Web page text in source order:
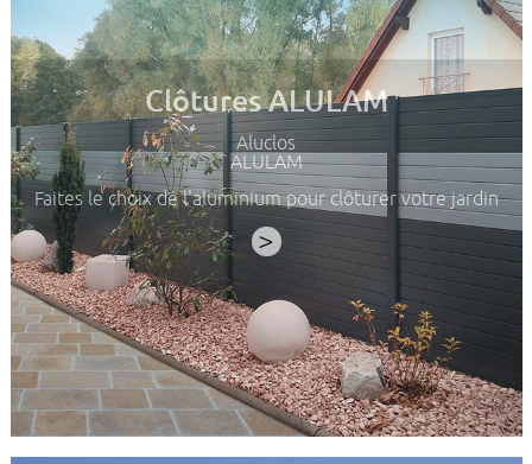
Clôtures ALULAM
Aluclos
ALULAM
Faites le choix de l'aluminium pour clôturer votre jardin
>